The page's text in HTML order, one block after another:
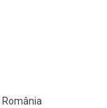
România